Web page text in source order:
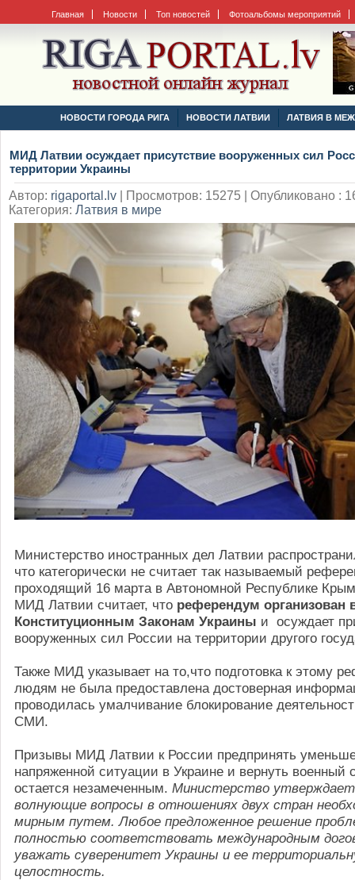
Главная Новости Топ новостей Фотоальбомы мероприятий
НОВОСТИ ГОРОДА РИГА НОВОСТИ ЛАТВИИ ЛАТВИЯ В
МИД Латвии осуждает присутствие вооруженных сил
территории Украины
Автор: rigaportal.lv
Просмотров: 15275 | Опубликовано :
Категория: Латвия в мире
Министерство иностранных дел Латвии
что категорически не считает так называемый
проходящий 16 марта в Автономной Республике
МИД Латвии считает, что референдум организован
Конституционным Законам Украины и осуждает
вооруженных сил России на территории другого
Также МИД указывает на то,что подготовка к этому
людям не была предоставлена достоверная
проводилась умалчивание блокирование
СМИ.
Призывы МИД Латвии к России предпринять
напряженной ситуации в Украине и вернуть военный
остается незамеченным. Министерство
волнующие вопросы в отношениях двух стран
мирным путем. Любое предложенное решение
полностью соответствовать международным
уважать суверенитет Украины и ее
целостность.